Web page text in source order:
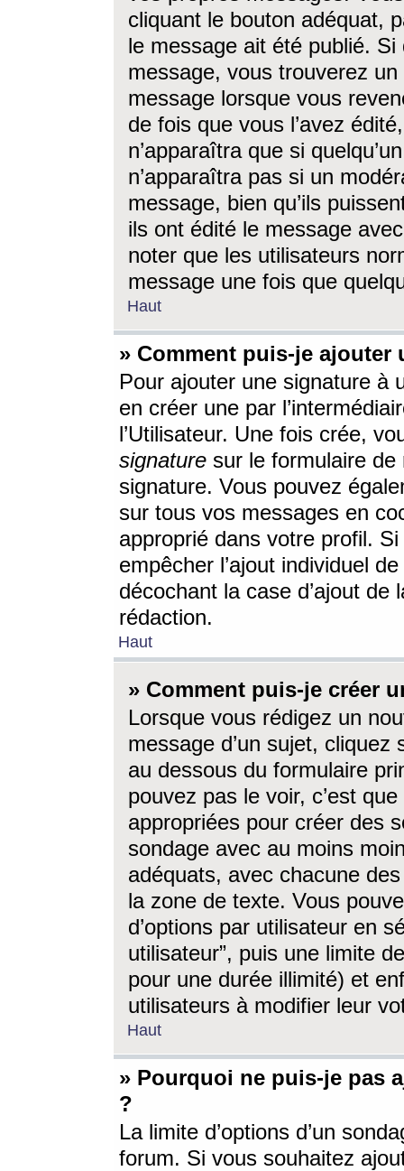
cliquant le bouton adéquat,
le message ait été publié. Si
message, vous trouverez
message lorsque vous
de fois que vous l’avez
n’apparaîtra que si
n’apparaîtra pas si un
message, bien qu’ils
ils ont édité le message
noter que les utilisateurs
message une fois que
Haut
» Comment puis-je ajouter
Pour ajouter une signature à
en créer une par
l’Utilisateur. Une fois crée,
signature sur le formulaire de
signature. Vous pouvez
sur tous vos messages en
approprié dans votre profil.
empêcher l’ajout individuel
décochant la case d’ajout
rédaction.
Haut
» Comment puis-je créer
Lorsque vous rédigez un
message d’un sujet, cliquez
au dessous du formulaire
pouvez pas le voir, c’est
appropriées pour créer des
sondage avec au moins
adéquats, avec chacune
la zone de texte. Vous
d’options par utilisateur en
utilisateur”, puis une limite
pour une durée illimité) et
utilisateurs à modifier leur
Haut
» Pourquoi ne puis-je pas
?
La limite d’options d’un
forum. Si vous souhaitez